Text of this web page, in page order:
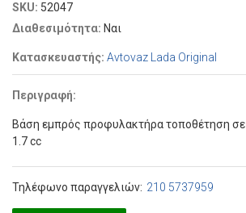
SKU: 52047
Διαθεσιμότητα: Ναι
Κατασκευαστής: Avtovaz Lada Original
Περιγραφή:
Βάση εμπρός προφυλακτήρα τοποθέτηση
1.7 cc
Τηλέφωνο παραγγελιών: 210 5737959